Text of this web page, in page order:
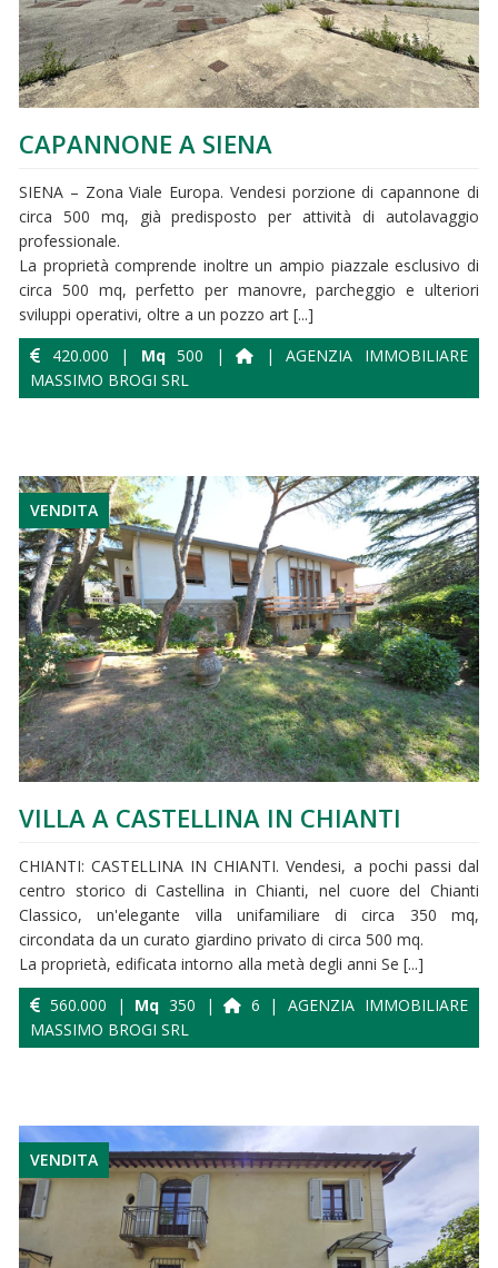
CAPANNONE A SIENA
SIENA – Zona Viale Europa. Vendesi porzione di capannone di
circa 500 mq, già predisposto per attività di autolavaggio
professionale.
La proprietà comprende inoltre un ampio piazzale esclusivo di
circa 500 mq, perfetto per manovre, parcheggio e ulteriori
sviluppi operativi, oltre a un pozzo art [...]
420.000 | Mq500 |
| AGENZIA IMMOBILIARE
MASSIMO BROGI SRL
VENDITA
VILLA A CASTELLINA IN CHIANTI
CHIANTI: CASTELLINA IN CHIANTI. Vendesi, a pochi passi dal
centro storico di Castellina in Chianti, nel cuore del Chianti
Classico, un'elegante villa unifamiliare di circa 350 mq,
circondata da un curato giardino privato di circa 500 mq.
La proprietà, edificata intorno alla metà degli anni Se [...]
560.000 | Mq 350 |
6 | AGENZIA IMMOBILIARE
MASSIMO BROGI SRL
VENDITA